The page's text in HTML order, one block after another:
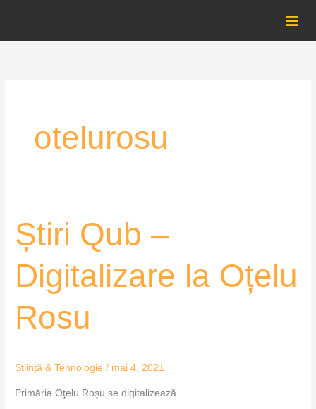
content
otelurosu
Știri Qub –
Digitalizare la Oțelu
Rosu
Știință & Tehnologie / mai 4, 2021
Primăria Oţelu Roşu se digitalizează.
Știri
Qub
Digitalizare
Oțelu
Rosu